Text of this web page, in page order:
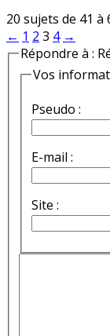
20 sujets de 41
← 1 2 3 4 →
Répondre à :
Vos
Pseudo :
E-mail :
Site :